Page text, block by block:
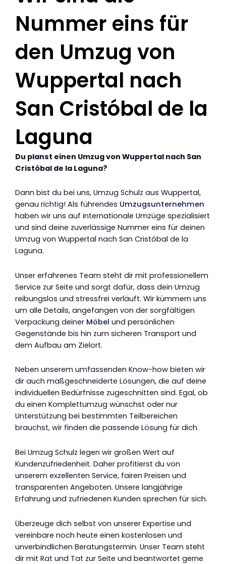
Nummer eins für
den Umzug von
Wuppertal nach
San Cristóbal de la
Laguna
Du planst einen Umzug von Wuppertal nach San
Cristóbal de la Laguna?
Dann bist du bei uns, Umzug Schulz aus Wuppertal,
genau richtig! Als führendes Umzugsunternehmen
haben wir uns auf internationale Umzüge spezialisiert
und sind deine zuverlässige Nummer eins für deinen
Umzug von Wuppertal nach San Cristóbal de la
Laguna.
Unser erfahrenes Team steht dir mit professionellem
Service zur Seite und sorgt dafür, dass dein Umzug
reibungslos und stressfrei verläuft. Wir kümmern uns
um alle Details, angefangen von der sorgfältigen
Verpackung deiner Möbel und persönlichen
Gegenstände bis hin zum sicheren Transport und
dem Aufbau am Zielort.
Neben unserem umfassenden Know-how bieten wir
dir auch maßgeschneiderte Lösungen, die auf deine
individuellen Bedürfnisse zugeschnitten sind. Egal, ob
du einen Komplettumzug wünschst oder nur
Unterstützung bei bestimmten Teilbereichen
brauchst, wir finden die passende Lösung für dich.
Bei Umzug Schulz legen wir großen Wert auf
Kundenzufriedenheit. Daher profitierst du von
unserem exzellenten Service, fairen Preisen und
transparenten Angeboten. Unsere langjährige
Erfahrung und zufriedenen Kunden sprechen für sich.
Überzeuge dich selbst von unserer Expertise und
vereinbare noch heute einen kostenlosen und
unverbindlichen Beratungstermin. Unser Team steht
dir mit Rat und Tat zur Seite und beantwortet gerne